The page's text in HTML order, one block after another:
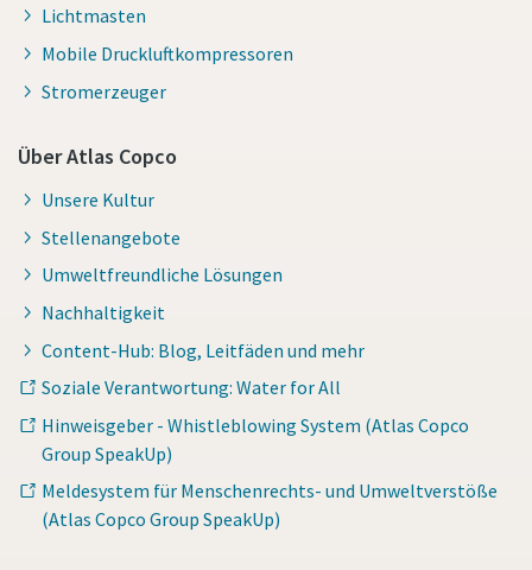
Lichtmasten
Mobile Druckluftkompressoren
Stromerzeuger
Über Atlas Copco
Unsere Kultur
Stellenangebote
Umweltfreundliche Lösungen
Nachhaltigkeit
Content-Hub: Blog, Leitfäden und mehr
Soziale Verantwortung: Water for All
Hinweisgeber - Whistleblowing System (Atlas Copco
Group SpeakUp)
Meldesystem für Menschenrechts- und Umweltverstöße
(Atlas Copco Group SpeakUp)